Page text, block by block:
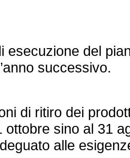
esecuzione del
successivo.
di ritiro dei
ottobre sino al 31
alle